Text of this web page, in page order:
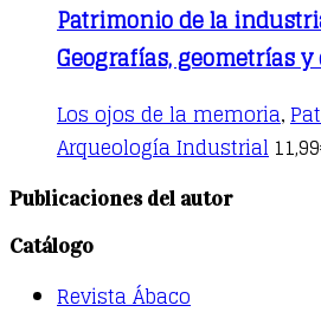
Patrimonio de la
Geografías, geometrías
Los ojos de la memoria,
Arqueología Industrial This
11,99
Publicaciones del autor
Catálogo
Revista Ábaco